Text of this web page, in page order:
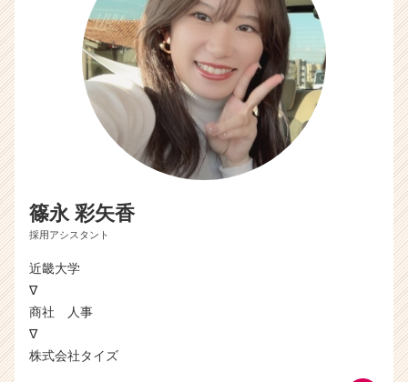
篠永 彩矢香
採用アシスタント
近畿大学
∇
商社 人事
∇
株式会社タイズ